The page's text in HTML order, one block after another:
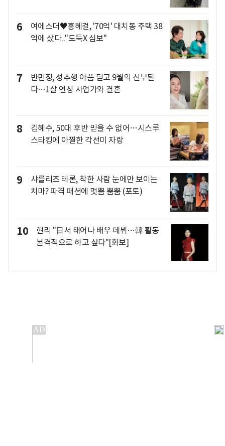
6
여에스더♥홍혜걸, '70억' 대치동 주택 38
억에 샀다.."도둑X 심보"
7
반민정, 성추행 아픔 딛고 9월의 신부된
다…1살 연상 사업가와 결혼
8
김혜수, 50대 후반 믿을 수 없어…시스루
스타킹에 아찔한 각선미 자랑
9
샤를리즈 테론, 착한 사람 눈에만 보이는
치마? 파격 패션에 멋쁨 뿜뿜 (포토)
10
현리 "日서 태어나 배우 데뷔…韓 활동
본격적으로 하고 싶다"[화보]